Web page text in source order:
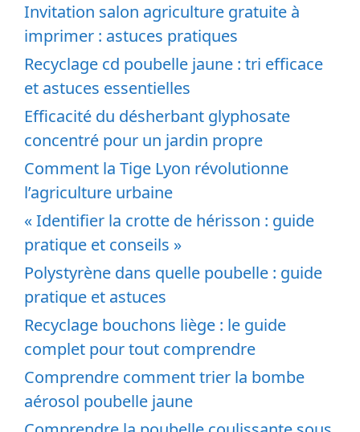
Invitation salon agriculture gratuite à
imprimer : astuces pratiques
Recyclage cd poubelle jaune : tri efficace
et astuces essentielles
Efficacité du désherbant glyphosate
concentré pour un jardin propre
Comment la Tige Lyon révolutionne
l’agriculture urbaine
« Identifier la crotte de hérisson : guide
pratique et conseils »
Polystyrène dans quelle poubelle : guide
pratique et astuces
Recyclage bouchons liège : le guide
complet pour tout comprendre
Comprendre comment trier la bombe
aérosol poubelle jaune